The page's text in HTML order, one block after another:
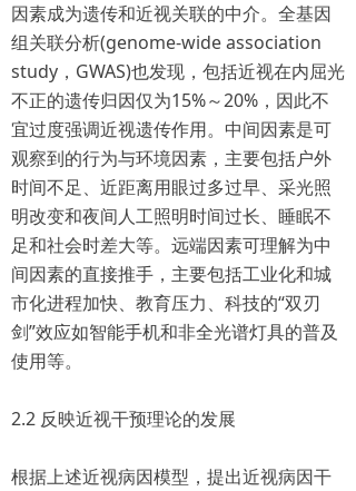
因素成为遗传和近视关联的中介。全基因
组关联分析(genome-wide association
study，GWAS)也发现，包括近视在内屈光
不正的遗传归因仅为15%～20%，因此不
宜过度强调近视遗传作用。中间因素是可
观察到的行为与环境因素，主要包括户外
时间不足、近距离用眼过多过早、采光照
明改变和夜间人工照明时间过长、睡眠不
足和社会时差大等。远端因素可理解为中
间因素的直接推手，主要包括工业化和城
市化进程加快、教育压力、科技的“双刃
剑”效应如智能手机和非全光谱灯具的普及
使用等。
2.2 反映近视干预理论的发展
根据上述近视病因模型，提出近视病因干